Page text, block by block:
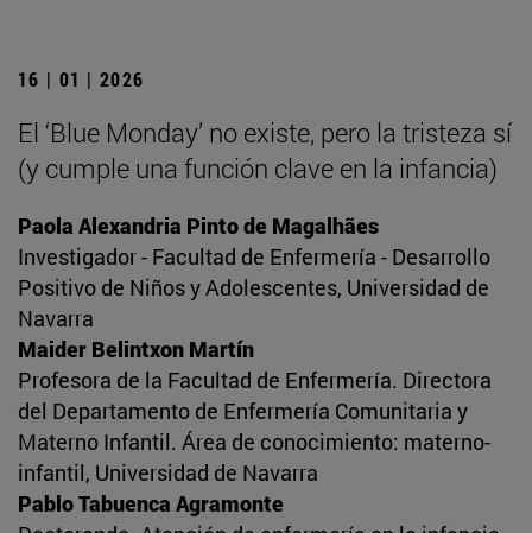
16 | 01 | 2026
El ‘Blue Monday’ no existe, pero la tristeza sí
(y cumple una función clave en la infancia)
Paola Alexandria Pinto de Magalhães
Investigador - Facultad de Enfermería - Desarrollo
Positivo de Niños y Adolescentes, Universidad de
Navarra
Maider Belintxon Martín
Profesora de la Facultad de Enfermería. Directora
del Departamento de Enfermería Comunitaria y
Materno Infantil. Área de conocimiento: materno-
infantil, Universidad de Navarra
Pablo Tabuenca Agramonte